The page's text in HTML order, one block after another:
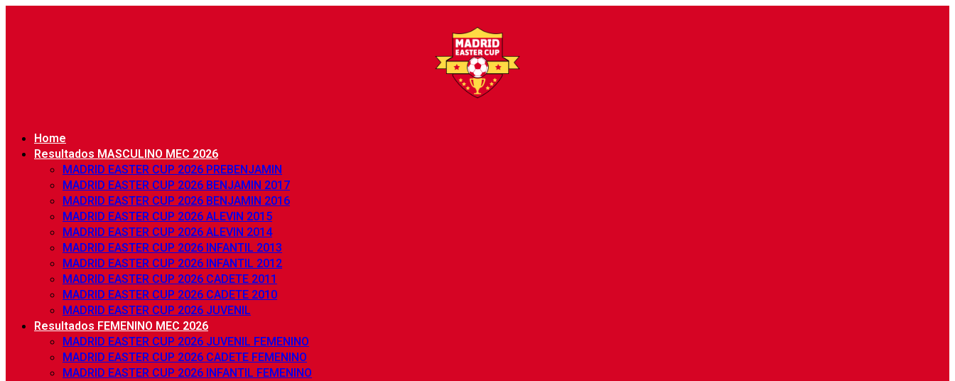
Home
Resultados MASCULINO MEC 2026
MADRID EASTER CUP 2026 PREBENJAMIN
MADRID EASTER CUP 2026 BENJAMIN 2017
MADRID EASTER CUP 2026 BENJAMIN 2016
MADRID EASTER CUP 2026 ALEVIN 2015
MADRID EASTER CUP 2026 ALEVIN 2014
MADRID EASTER CUP 2026 INFANTIL 2013
MADRID EASTER CUP 2026 INFANTIL 2012
MADRID EASTER CUP 2026 CADETE 2011
MADRID EASTER CUP 2026 CADETE 2010
MADRID EASTER CUP 2026 JUVENIL
Resultados FEMENINO MEC 2026
MADRID EASTER CUP 2026 JUVENIL FEMENINO
MADRID EASTER CUP 2026 CADETE FEMENINO
MADRID EASTER CUP 2026 INFANTIL FEMENINO